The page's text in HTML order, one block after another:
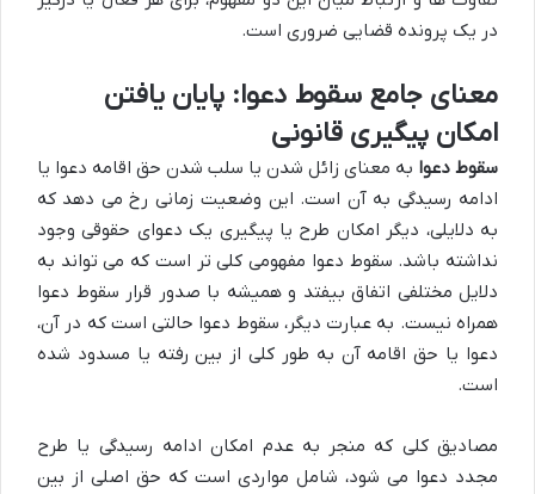
در یک پرونده قضایی ضروری است.
معنای جامع سقوط دعوا: پایان یافتن
امکان پیگیری قانونی
سقوط دعوا به معنای زائل شدن یا سلب شدن حق اقامه دعوا یا
ادامه رسیدگی به آن است. این وضعیت زمانی رخ می دهد که
به دلایلی، دیگر امکان طرح یا پیگیری یک دعوای حقوقی وجود
نداشته باشد. سقوط دعوا مفهومی کلی تر است که می تواند به
دلایل مختلفی اتفاق بیفتد و همیشه با صدور قرار سقوط دعوا
همراه نیست. به عبارت دیگر، سقوط دعوا حالتی است که در آن،
دعوا یا حق اقامه آن به طور کلی از بین رفته یا مسدود شده
است.
مصادیق کلی که منجر به عدم امکان ادامه رسیدگی یا طرح
مجدد دعوا می شود، شامل مواردی است که حق اصلی از بین